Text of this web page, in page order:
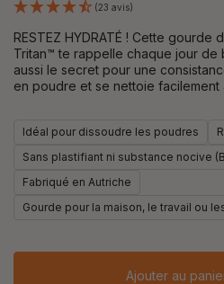
(23 avis)
RESTEZ HYDRATÉ ! Cette gourde
Tritan™ te rappelle chaque jour de
aussi le secret pour une
en poudre et se nettoie facilement
Idéal pour dissoudre les poudres
Sans plastifiant ni substance nocive
Fabriqué en Autriche
Gourde pour la maison, le travail ou
Ajouter au